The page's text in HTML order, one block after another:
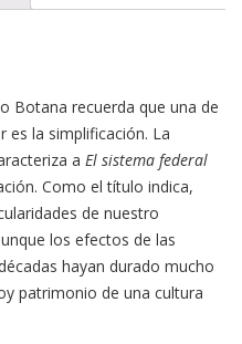
Botana recuerda que una de
es la simplificación. La
a El sistema federal
Como el título indica,
de nuestro
los efectos de las
hayan durado mucho
patrimonio de una cultura